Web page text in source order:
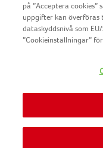
på ”Acceptera
uppgifter kan överföras
dataskyddsnivå som
”Cookieinställningar”